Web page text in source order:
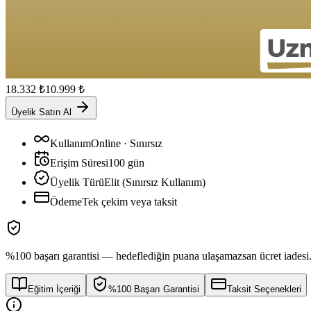
18.332 ₺10.999 ₺
Üyelik Satın Al
KullanımOnline · Sınırsız
Erişim Süresi100 gün
Üyelik TürüElit (Sınırsız Kullanım)
ÖdemeTek çekim veya taksit
%100 başarı garantisi — hedeflediğin puana ulaşamazsan ücret iadesi.
Eğitim İçeriği %100 Başarı Garantisi Taksit Seçenekleri